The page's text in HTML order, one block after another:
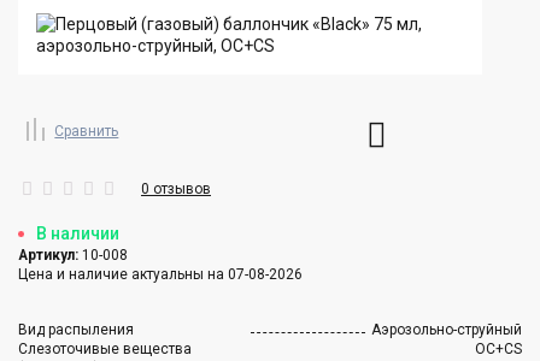
Сравнить
0 отзывов
В наличии
Артикул: 10-008
Цена и наличие актуальны на 07-08-2026
Вид распыления
Аэрозольно-струйный
Слезоточивые вещества
ОC+CS